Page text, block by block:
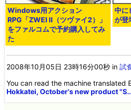
Windows用アクション
RPG「ZWEI II（ツヴァイ2）」
をファルコムで予約購入してみ
た
中に
が登
2008年10月05日 23時16分00秒 in試
You can read the machine translated
Hokkatei, October's new product